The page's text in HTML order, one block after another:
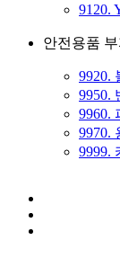
9120.
안전용품 부
9920.
9950.
9960.
9970.
9999.